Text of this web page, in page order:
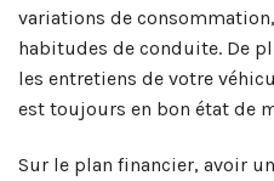
variations de
habitudes de conduite. De
les entretiens de votre
est toujours en bon état de
Sur le plan financier, avoir